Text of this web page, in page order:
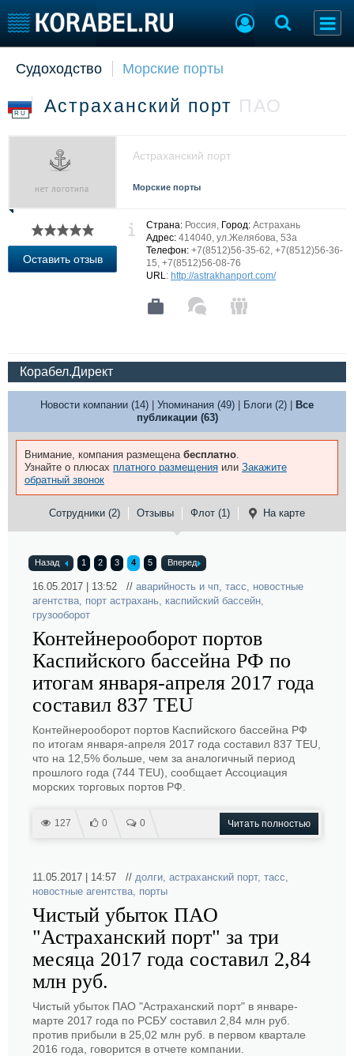
Судостроение
Новости
Репутация
Работа
Крюинг
Реклама
Торговая площадка
Продажа флота
Услуги
Конференции
Флот
Форум
Судоходство Морские порты
RU Астраханский порт ПАО
Астраханский порт
Морские порты
Оставить отзыв
Страна: Россия, Город: Астрахань
Адрес: 414040, ул.Желябова, 53а
Телефон: +7(8512)56-35-62, +7(8512)56-36-
15, +7(8512)56-08-76
URL: http://astrakhanport.com/
Корабел.Директ
Новости компании (14) Упоминания (49) Блоги (2)
Все
публикации (63)
Внимание, компания размещена бесплатно.
Узнайте о плюсах платного размещения или Закажите
обратный звонок
Сотрудники (2) Отзывы Флот (1) На карте
Назад 1 2 3 4 5 Вперед
16.05.2017 | 13:52 // аварийность и чп, тасс, новостные
агентства, порт астрахань, каспийский бассейн,
грузооборот
Контейнерооборот портов
Каспийского бассейна РФ по
итогам января-апреля 2017 года
составил 837 TEU
Контейнерооборот портов Каспийского бассейна РФ
по итогам января-апреля 2017 года составил 837 TEU,
что на 12,5% больше, чем за аналогичный период
прошлого года (744 TEU), сообщает Ассоциация
морских торговых портов РФ.
127 0 0 Читать полностью
11.05.2017 | 14:57 // долги, астраханский порт, тасс,
новостные агентства, порты
Чистый убыток ПАО
"Астраханский порт" за три
месяца 2017 года составил 2,84
млн руб.
Чистый убыток ПАО "Астраханский порт" в январе-
марте 2017 года по РСБУ составил 2,84 млн руб.
против прибыли в 25,02 млн руб. в первом квартале
2016 года, говорится в отчете компании.